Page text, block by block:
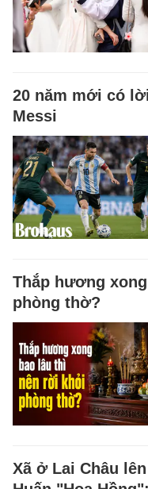
20 năm mới có
Messi
Thắp hương
phòng thờ?
Xã ở Lai Châu